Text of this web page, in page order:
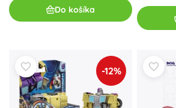
Do košíka
-12%